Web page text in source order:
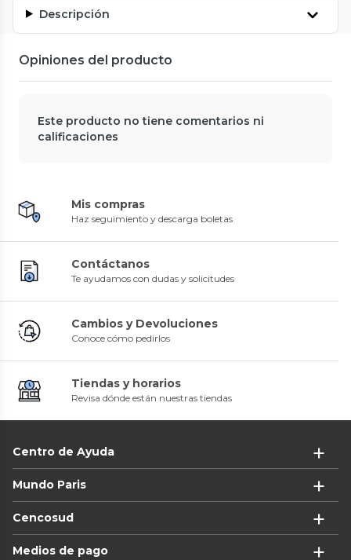
Descripción
Opiniones del producto
Este producto no tiene comentarios ni
calificaciones
Mis compras
Haz seguimiento y descarga boletas
Contáctanos
Te ayudamos con dudas y solicitudes
Cambios y Devoluciones
Conoce cómo pedirlos
Tiendas y horarios
Revisa dónde están nuestras tiendas
Centro de Ayuda
Mundo Paris
Cencosud
Medios de pago